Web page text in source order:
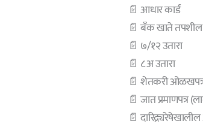
📄 आधार कार्ड
📄 बँक खाते तपशील
📄 ७/१२ उतारा
📄 ८अ उतारा
📄 शेतकरी
📄 जात प्रमाणपत्र
📄